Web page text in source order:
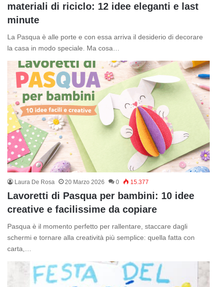
materiali di riciclo: 12 idee eleganti e last
minute
La Pasqua è alle porte e con essa arriva il desiderio di decorare
la casa in modo speciale. Ma cosa…
Laura De Rosa 20 Marzo 2026 0 15.377
Lavoretti di Pasqua per bambini: 10 idee
creative e facilissime da copiare
Pasqua è il momento perfetto per rallentare, staccare dagli
schermi e tornare alla creatività più semplice: quella fatta con
carta,…